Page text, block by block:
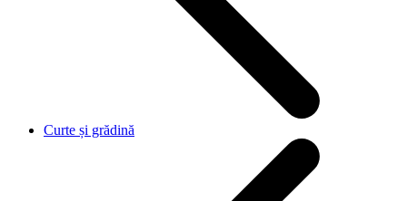
Curte și grădină